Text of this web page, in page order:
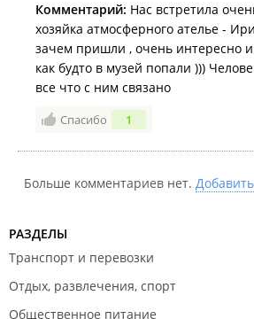
Комментарий: Нас встретила
хозяйка атмосферного ателье -
зачем пришли , очень интересно
как будто в музей попали )))
все что с ним связано
Спасибо 1
Больше комментариев нет.
РАЗДЕЛЫ
Транспорт и перевозки
Отдых, развлечения, спорт
Общественное питание